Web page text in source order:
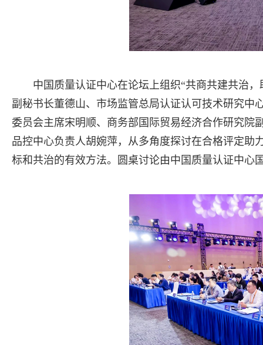
中国质量认证中心在论坛上组织“共商共建共治
副秘书长董德山、市场监管总局认证认可技术研究中
委员会主席宋明顺、商务部国际贸易经济合作研究院
品控中心负责人胡婉萍，从多角度探讨在合格评定助
标和共治的有效方法。圆桌讨论由中国质量认证中心